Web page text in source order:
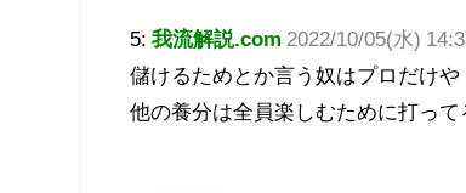
5:我流解説.com 2022/10/05(水)
儲けるためとか言う奴はプロだけや
他の養分は全員楽しむために打って